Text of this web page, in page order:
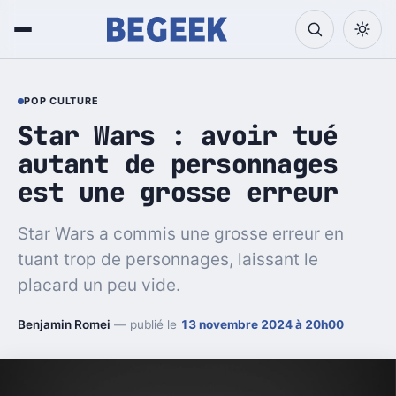
POP CULTURE
Star Wars : avoir tué
autant de personnages
est une grosse erreur
Star Wars a commis une grosse erreur en
tuant trop de personnages, laissant le
placard un peu vide.
Benjamin Romei — publié le 13 novembre 2024 à 20h00